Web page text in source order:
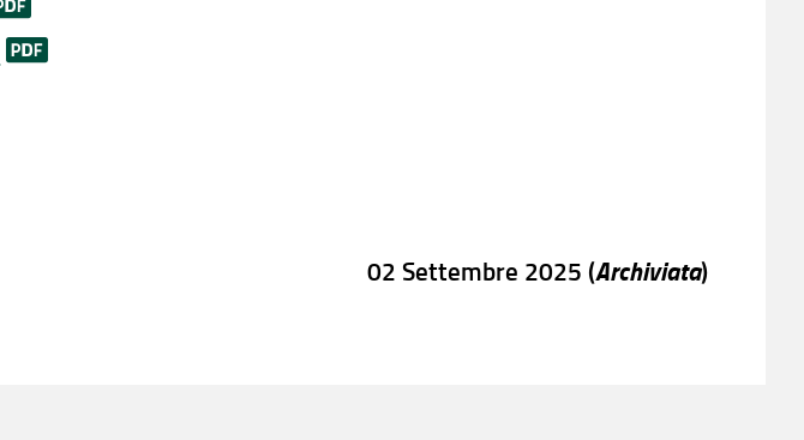
02 Settembre 2025 (Archiviata)